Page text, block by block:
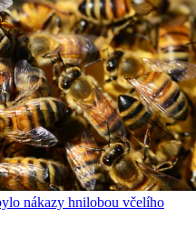
nákazy hnilobou včelího